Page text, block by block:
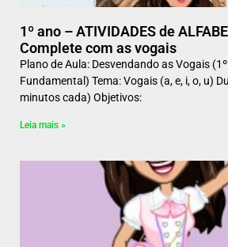
1º ano – ATIVIDADES de
Complete com as vogais
Plano de Aula: Desvendando as Vogais
Fundamental) Tema: Vogais (a, e, i, o, u)
minutos cada) Objetivos:
Leia mais »